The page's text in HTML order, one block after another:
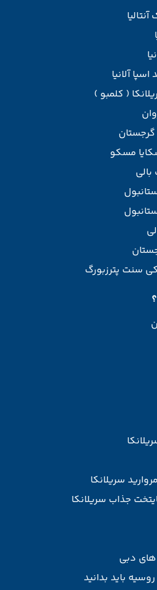
آلانیا
( کلمبو )
گرجستان
مسکو
سنت پترزبورگ
سریلانکا
جذاب سریلانکا
دبی
باید بدانید